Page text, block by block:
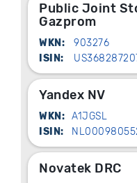
Public Joint
Gazprom
WKN: 903276
ISIN:
Yandex NV
WKN: A1JGSL
ISIN:
Novatek DRC